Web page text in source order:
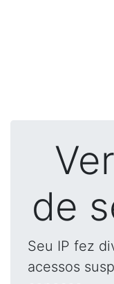
de
Seu IP fez
acessos